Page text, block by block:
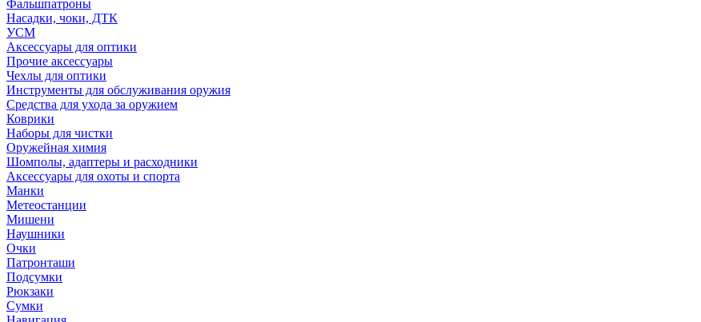
Фальшпатроны
Насадки, чоки, ДТК
УСМ
Аксессуары для оптики
Прочие аксессуары
Чехлы для оптики
Инструменты для обслуживания оружия
Средства для ухода за оружием
Коврики
Наборы для чистки
Оружейная химия
Шомполы, адаптеры и расходники
Аксессуары для охоты и спорта
Манки
Метеостанции
Мишени
Наушники
Очки
Патронташи
Подсумки
Рюкзаки
Сумки